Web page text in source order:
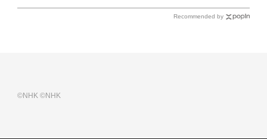
Recommended by
©NHK©NHK